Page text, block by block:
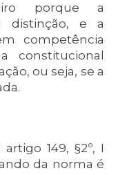
porque a
distinção, e a
competência
constitucional
ou seja, se a
149, §2º, I
da norma é